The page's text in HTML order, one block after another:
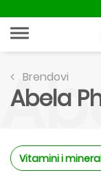
Brendovi
Abela
Vitamini i